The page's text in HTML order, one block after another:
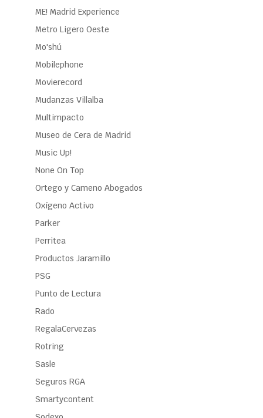
ME! Madrid Experience
Metro Ligero Oeste
Mo'shú
Mobilephone
Movierecord
Mudanzas Villalba
Multimpacto
Museo de Cera de Madrid
Music Up!
None On Top
Ortego y Cameno Abogados
Oxígeno Activo
Parker
Perritea
Productos Jaramillo
PSG
Punto de Lectura
Rado
RegalaCervezas
Rotring
Sasle
Seguros RGA
Smartycontent